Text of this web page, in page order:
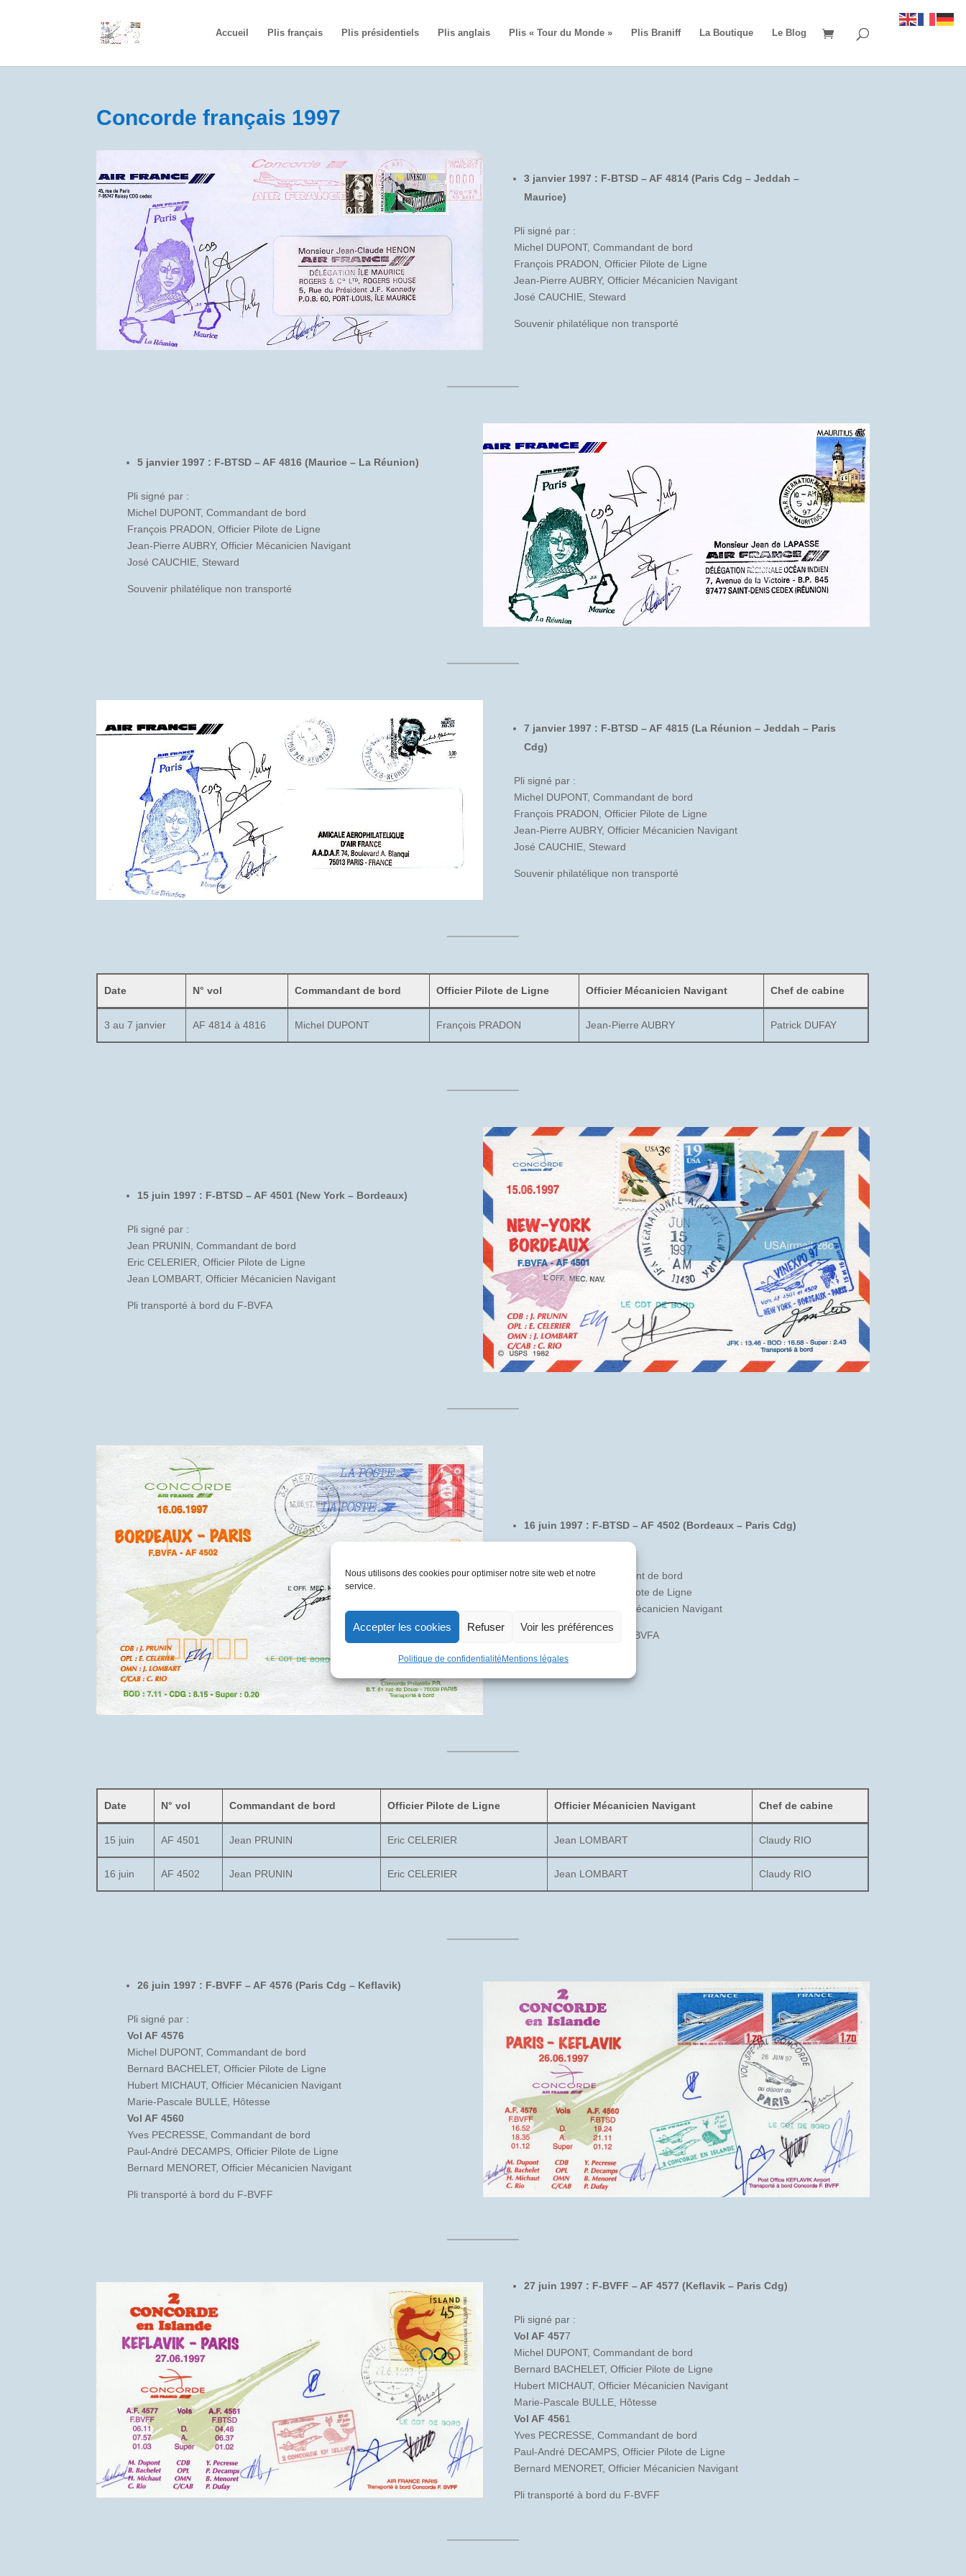
Nous utilisons des cookies pour optimiser notre site web et notre
service.
Accepter les cookies Refuser Voir les préférences
Politique de confidentialité Mentions légales
Accueil Plis français Plis présidentiels Plis anglais Plis « Tour du Monde » Plis Braniff La Boutique Le Blog
Concorde français 1997
3 janvier 1997 : F-BTSD – AF 4814 (Paris Cdg – Jeddah –
Maurice)
Pli signé par :
Michel DUPONT, Commandant de bord
François PRADON, Officier Pilote de Ligne
Jean-Pierre AUBRY, Officier Mécanicien Navigant
José CAUCHIE, Steward
Souvenir philatélique non transporté
5 janvier 1997 : F-BTSD – AF 4816 (Maurice – La Réunion)
Pli signé par :
Michel DUPONT, Commandant de bord
François PRADON, Officier Pilote de Ligne
Jean-Pierre AUBRY, Officier Mécanicien Navigant
José CAUCHIE, Steward
Souvenir philatélique non transporté
7 janvier 1997 : F-BTSD – AF 4815 (La Réunion – Jeddah – Paris
Cdg)
Pli signé par :
Michel DUPONT, Commandant de bord
François PRADON, Officier Pilote de Ligne
Jean-Pierre AUBRY, Officier Mécanicien Navigant
José CAUCHIE, Steward
Souvenir philatélique non transporté
Date N° vol Commandant de bord Officier Pilote de Ligne Officier Mécanicien Navigant Chef de cabine
3 au 7 janvier AF 4814 à 4816 Michel DUPONT François PRADON Jean-Pierre AUBRY Patrick DUFAY
15 juin 1997 : F-BTSD – AF 4501 (New York – Bordeaux)
Pli signé par :
Jean PRUNIN, Commandant de bord
Eric CELERIER, Officier Pilote de Ligne
Jean LOMBART, Officier Mécanicien Navigant
Pli transporté à bord du F-BVFA
16 juin 1997 : F-BTSD – AF 4502 (Bordeaux – Paris Cdg)
Jean PRUNIN, Commandant de bord
Eric CELERIER, Officier Pilote de Ligne
Jean LOMBART, Officier Mécanicien Navigant
Pli transporté à bord du F-BVFA
Date N° vol Commandant de bord Officier Pilote de Ligne Officier Mécanicien Navigant Chef de cabine
15 juin AF 4501 Jean PRUNIN Eric CELERIER Jean LOMBART Claudy RIO
16 juin AF 4502 Jean PRUNIN Eric CELERIER Jean LOMBART Claudy RIO
26 juin 1997 : F-BVFF – AF 4576 (Paris Cdg – Keflavik)
Pli signé par :
Vol AF 4576
Michel DUPONT, Commandant de bord
Bernard BACHELET, Officier Pilote de Ligne
Hubert MICHAUT, Officier Mécanicien Navigant
Marie-Pascale BULLE, Hôtesse
Vol AF 4560
Yves PECRESSE, Commandant de bord
Paul-André DECAMPS, Officier Pilote de Ligne
Bernard MENORET, Officier Mécanicien Navigant
Pli transporté à bord du F-BVFF
27 juin 1997 : F-BVFF – AF 4577 (Keflavik – Paris Cdg)
Pli signé par :
Vol AF 4577
Michel DUPONT, Commandant de bord
Bernard BACHELET, Officier Pilote de Ligne
Hubert MICHAUT, Officier Mécanicien Navigant
Marie-Pascale BULLE, Hôtesse
Vol AF 4561
Yves PECRESSE, Commandant de bord
Paul-André DECAMPS, Officier Pilote de Ligne
Bernard MENORET, Officier Mécanicien Navigant
Pli transporté à bord du F-BVFF